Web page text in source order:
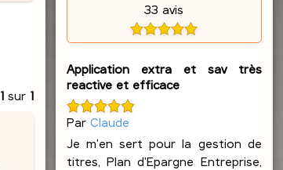
1sur 1
33 avis
Application extra et sav très
reactive et efficace
Par Claude
Je m'en sert pour la gestion de
titres, Plan d'Epargne Entreprise,